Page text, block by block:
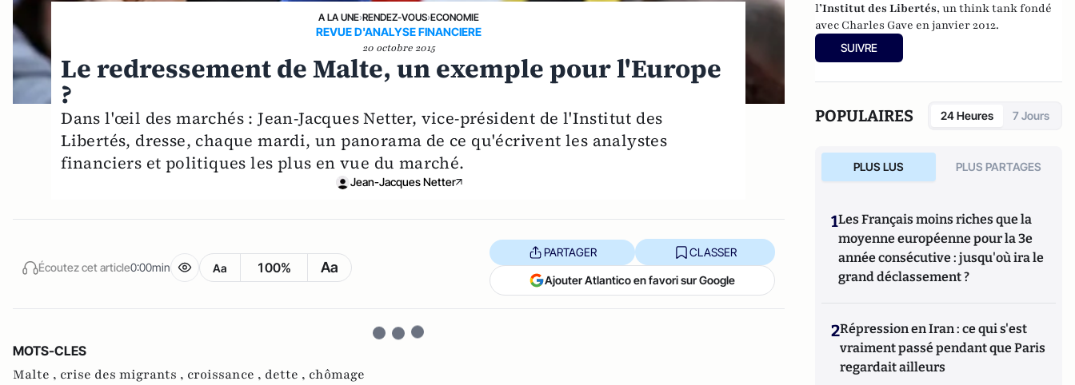
A LA UNE›RENDEZ-VOUS›ECONOMIE
REVUE D'ANALYSE FINANCIERE
20 octobre 2015
Le redressement de Malte, un exemple pour l'Europe
?
Dans l'œil des marchés : Jean-Jacques Netter, vice-président de l'Institut des
Libertés, dresse, chaque mardi, un panorama de ce qu'écrivent les analystes
financiers et politiques les plus en vue du marché.
Jean-Jacques Netter
Écoutez cet article0:00min Aa 100% Aa
PARTAGER CLASSER
Ajouter Atlantico en favori sur Google
MOTS-CLES
Malte , crise des migrants , croissance , dette , chômage
l’Institut des Libertés, un think tank fondé
avec Charles Gave en janvier 2012.
SUIVRE
POPULAIRES 24 Heures 7 Jours
PLUS LUS PLUS PARTAGES
1Les Français moins riches que la
moyenne européenne pour la 3e
année consécutive : jusqu'où ira le
grand déclassement ?
2Répression en Iran : ce qui s'est
vraiment passé pendant que Paris
regardait ailleurs